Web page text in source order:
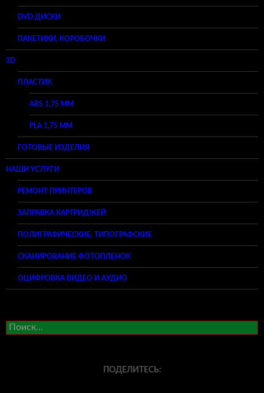
DVD ДИСКИ
ПАКЕТИКИ, КОРОБОЧКИ
3D
ПЛАСТИК
ABS 1,75 ММ
PLA 1,75 ММ
ГОТОВЫЕ ИЗДЕЛИЯ
НАШИ УСЛУГИ
РЕМОНТ ПРИНТЕРОВ
ЗАПРАВКА КАРТРИДЖЕЙ
ПОЛИГРАФИЧЕСКИЕ, ТИПОГРАФСКИЕ
СКАНИРОВАНИЕ ФОТОПЛЕНОК
ОЦИФРОВКА ВИДЕО И АУДИО
Найти:
ПОДЕЛИТЕСЬ: